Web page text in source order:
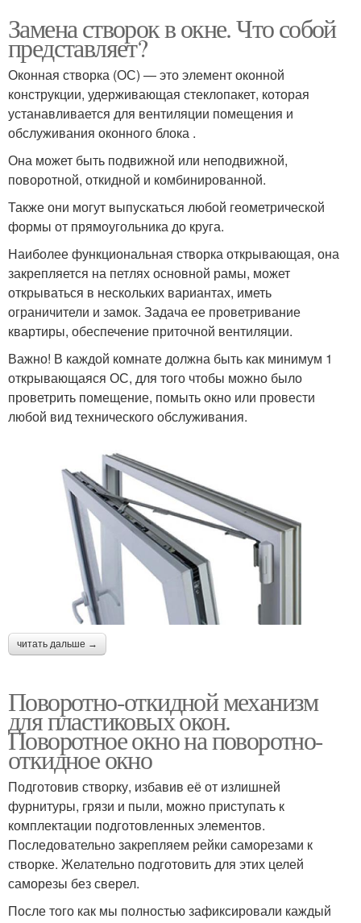
Замена створок в окне. Что собой
представляет?
Оконная створка (ОС) — это элемент оконной
конструкции, удерживающая стеклопакет, которая
устанавливается для вентиляции помещения и
обслуживания оконного блока .
Она может быть подвижной или неподвижной,
поворотной, откидной и комбинированной.
Также они могут выпускаться любой геометрической
формы от прямоугольника до круга.
Наиболее функциональная створка открывающая, она
закрепляется на петлях основной рамы, может
открываться в нескольких вариантах, иметь
ограничители и замок. Задача ее проветривание
квартиры, обеспечение приточной вентиляции.
Важно! В каждой комнате должна быть как минимум 1
открывающаяся ОС, для того чтобы можно было
проветрить помещение, помыть окно или провести
любой вид технического обслуживания.
читать дальше →
Поворотно-откидной механизм
для пластиковых окон.
Поворотное окно на поворотно-
откидное окно
Подготовив створку, избавив её от излишней
фурнитуры, грязи и пыли, можно приступать к
комплектации подготовленных элементов.
Последовательно закрепляем рейки саморезами к
створке. Желательно подготовить для этих целей
саморезы без сверел.
После того как мы полностью зафиксировали каждый